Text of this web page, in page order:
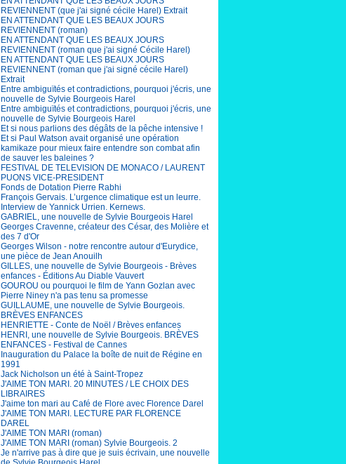
REVIENNENT (que j'ai signé cécile Harel) Extrait
EN ATTENDANT QUE LES BEAUX JOURS
REVIENNENT (roman)
EN ATTENDANT QUE LES BEAUX JOURS
REVIENNENT (roman que j'ai signé Cécile Harel)
EN ATTENDANT QUE LES BEAUX JOURS
REVIENNENT (roman que j'ai signé cécile Harel)
Extrait
Entre ambiguïtés et contradictions, pourquoi j'écris, une
nouvelle de Sylvie Bourgeois Harel
Entre ambiguïtés et contradictions, pourquoi j'écris, une
nouvelle de Sylvie Bourgeois Harel
Et si nous parlions des dégâts de la pêche intensive !
Et si Paul Watson avait organisé une opération
kamikaze pour mieux faire entendre son combat afin
de sauver les baleines ?
FESTIVAL DE TELEVISION DE MONACO / LAURENT
PUONS VICE-PRESIDENT
Fonds de Dotation Pierre Rabhi
François Gervais. L’urgence climatique est un leurre.
Interview de Yannick Urrien. Kernews.
GABRIEL, une nouvelle de Sylvie Bourgeois Harel
Georges Cravenne, créateur des César, des Molière et
des 7 d'Or
Georges Wilson - notre rencontre autour d'Eurydice,
une pièce de Jean Anouilh
GILLES, une nouvelle de Sylvie Bourgeois - Brèves
enfances - Éditions Au Diable Vauvert
GOUROU ou pourquoi le film de Yann Gozlan avec
Pierre Niney n'a pas tenu sa promesse
GUILLAUME, une nouvelle de Sylvie Bourgeois.
BRÈVES ENFANCES
HENRIETTE - Conte de Noël / Brèves enfances
HENRI, une nouvelle de Sylvie Bourgeois. BRÈVES
ENFANCES - Festival de Cannes
Inauguration du Palace la boîte de nuit de Régine en
1991
Jack Nicholson un été à Saint-Tropez
J'AIME TON MARI. 20 MINUTES / LE CHOIX DES
LIBRAIRES
J'aime ton mari au Café de Flore avec Florence Darel
J'AIME TON MARI. LECTURE PAR FLORENCE
DAREL
J'AIME TON MARI (roman)
J'AIME TON MARI (roman) Sylvie Bourgeois. 2
Je n'arrive pas à dire que je suis écrivain, une nouvelle